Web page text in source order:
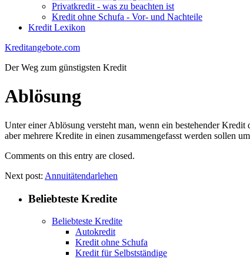
Privatkredit - was zu beachten ist
Kredit ohne Schufa - Vor- und Nachteile
Kredit Lexikon
Kreditangebote.com
Der Weg zum günstigsten Kredit
Ablösung
Unter einer Ablösung versteht man, wenn ein bestehender
aber mehrere Kredite in einen zusammengefasst werden sollen
Comments on this entry are closed.
Next post: Annuitätendarlehen
Beliebteste Kredite
Beliebteste Kredite
Autokredit
Kredit ohne Schufa
Kredit für Selbstständige